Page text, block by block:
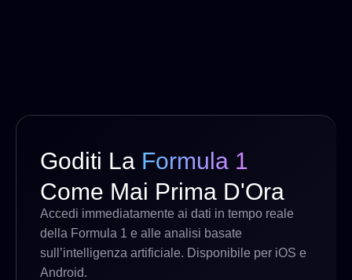
Goditi La Formula 1
Come Mai Prima D'Ora
Accedi immediatamente ai dati in tempo reale
della Formula 1 e alle analisi basate
sull’intelligenza artificiale. Disponibile per iOS e
Android.